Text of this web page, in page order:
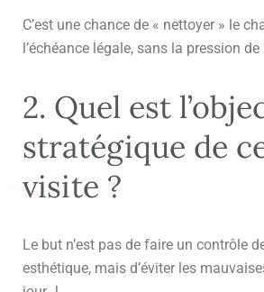
C’est une chance de « nettoyer » le
l’échéance légale, sans la pression
2. Quel est
stratégique de
visite ?
Le but n’est pas de faire un contrôle
esthétique, mais d’éviter les